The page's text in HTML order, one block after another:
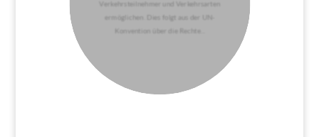
Verkehrsteilnehmer und Verkehrsarten
ermöglichen. Dies folgt aus der UN-
Konvention über die Rechte...